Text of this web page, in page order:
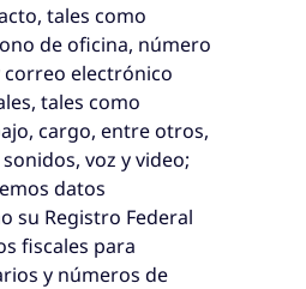
tales como
de oficina, número
electrónico
tales como
cargo, entre otros,
voz y video;
datos
su Registro Federal
fiscales para
y números de